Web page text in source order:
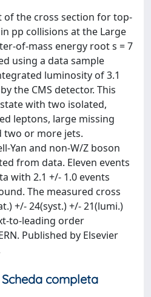
of the cross section for top-
pp collisions at the Large
of-mass energy root s = 7
using a data sample
luminosity of 3.1
the CMS detector. This
with two isolated,
leptons, large missing
two or more jets.
Yan and non-W/Z boson
from data. Eleven events
with 2.1 +/- 1.0 events
The measured cross
+/- 24(syst.) +/- 21(lumi.)
to-leading order
Published by Elsevier
Scheda completa